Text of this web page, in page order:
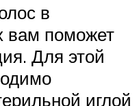
в
вам поможет
Для этой
иглой